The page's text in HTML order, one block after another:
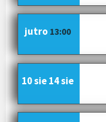
jutro 13:00
10 sie 14 sie